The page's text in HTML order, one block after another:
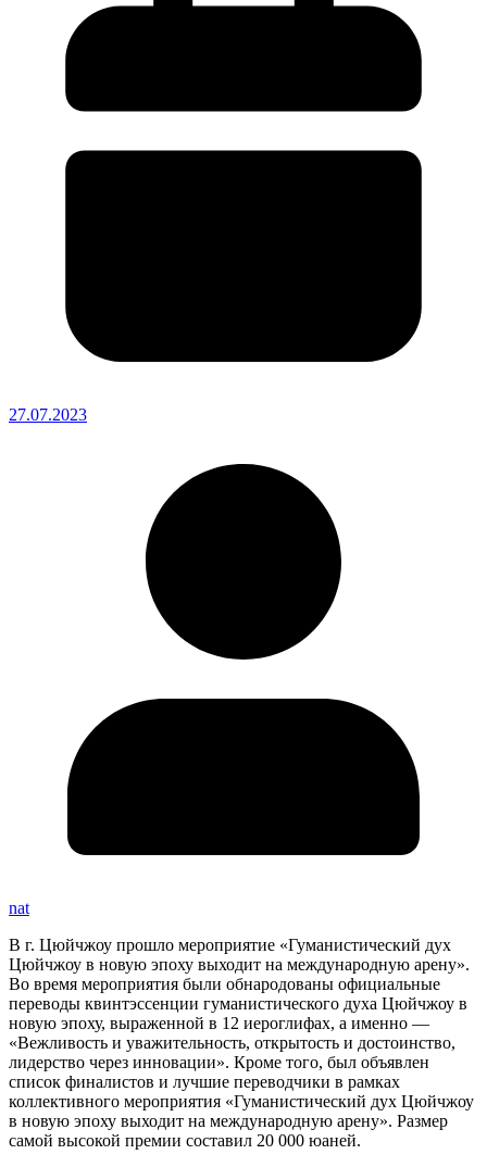
27.07.2023
nat
В г. Цюйчжоу прошло мероприятие «Гуманистический дух
Цюйчжоу в новую эпоху выходит на международную арену».
Во время мероприятия были обнародованы официальные
переводы квинтэссенции гуманистического духа Цюйчжоу в
новую эпоху, выраженной в 12 иероглифах, а именно —
«Вежливость и уважительность, открытость и достоинство,
лидерство через инновации». Кроме того, был объявлен
список финалистов и лучшие переводчики в рамках
коллективного мероприятия «Гуманистический дух Цюйчжоу
в новую эпоху выходит на международную арену». Размер
самой высокой премии составил 20 000 юаней.